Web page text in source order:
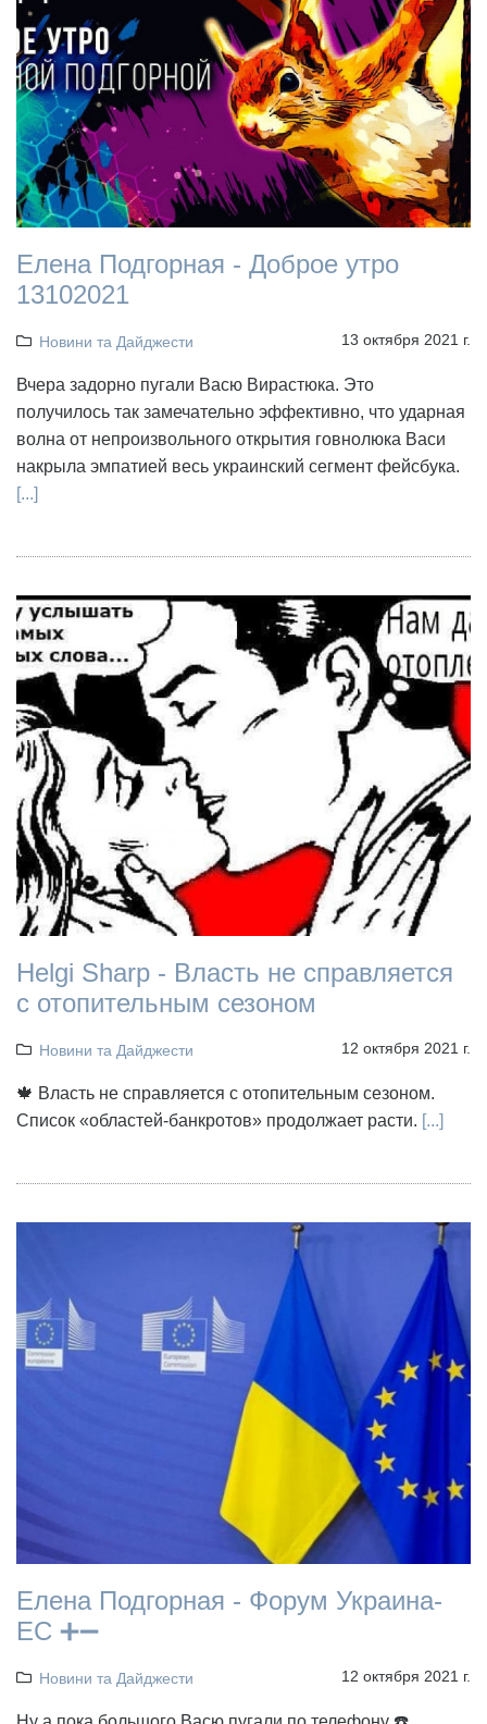
Елена Подгорная - Доброе утро
13102021
Новини та Дайджести 13 октября 2021 г.
Вчера задорно пугали Васю Вирастюка. Это
получилось так замечательно эффективно, что ударная
волна от непроизвольного открытия говнолюка Васи
накрыла эмпатией весь украинский сегмент фейсбука.
[...]
Helgi Sharp - Власть не справляется
с отопительным сезоном
Новини та Дайджести 12 октября 2021 г.
🍁 Власть не справляется с отопительным сезоном.
Список «областей-банкротов» продолжает расти. [...]
Елена Подгорная - Форум Украина-
ЕС ➕➖
Новини та Дайджести 12 октября 2021 г.